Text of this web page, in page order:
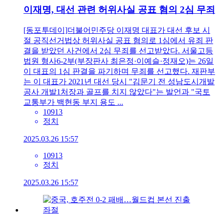
이재명, 대선 관련 허위사실 공표 혐의 2심 무죄
[동포투데이]더불어민주당 이재명 대표가 대선 후보 시
절 공직선거법상 허위사실 공표 혐의로 1심에서 유죄 판
결을 받았던 사건에서 2심 무죄를 선고받았다. 서울고등
법원 형사6-2부(부장판사 최은정·이예슬·정재오)는 26일
이 대표의 1심 판결을 파기하며 무죄를 선고했다. 재판부
는 이 대표가 2021년 대선 당시 "김문기 전 성남도시개발
공사 개발1처장과 골프를 치지 않았다"는 발언과 "국토
교통부가 백현동 부지 용도 ...
10913
정치
2025.03.26 15:57
10913
정치
2025.03.26 15:57